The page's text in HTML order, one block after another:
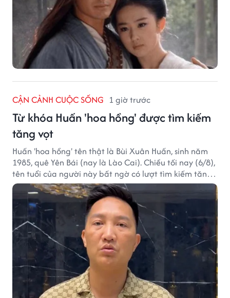
CẬN CẢNH CUỘC SỐNG 1 giờ trước
Từ khóa Huấn 'hoa hồng' được tìm kiếm
tăng vọt
Huấn 'hoa hồng' tên thật là Bùi Xuân Huấn, sinh năm
1985, quê Yên Bái (nay là Lào Cai). Chiều tối nay (6/8),
tên tuổi của người này bất ngờ có lượt tìm kiếm tăng
vọt.